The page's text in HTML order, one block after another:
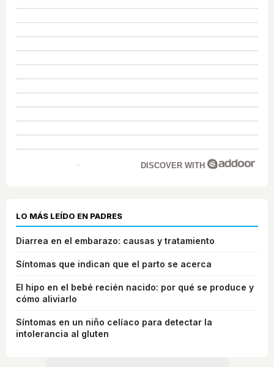
DISCOVER WITH
LO MÁS LEÍDO EN PADRES
Diarrea en el embarazo: causas y tratamiento
Síntomas que indican que el parto se acerca
El hipo en el bebé recién nacido: por qué se produce y
cómo aliviarlo
Síntomas en un niño celíaco para detectar la
intolerancia al gluten